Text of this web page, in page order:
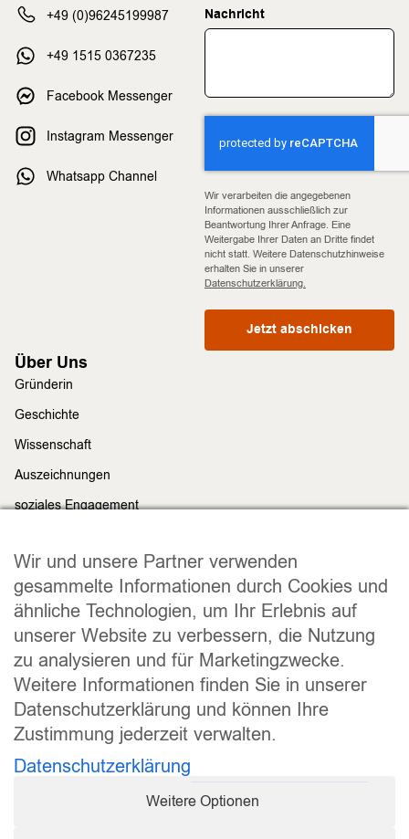
+49 (0)96245199987
+49 1515 0367235
Facebook Messenger
Instagram Messenger
Whatsapp Channel
Nachricht
Wir verarbeiten die angegebenen
Informationen ausschließlich zur
Beantwortung Ihrer Anfrage. Eine
Weitergabe Ihrer Daten an Dritte findet
nicht statt. Weitere Datenschutzhinweise
erhalten Sie in unserer
Datenschutzerklärung.
Jetzt abschicken
Über Uns
Gründerin
Geschichte
Wissenschaft
Auszeichnungen
soziales Engagement
Rechtliches
Impressum
Datenschutz
Widerrufsrecht
Allgemeine Geschäftsbedingungen
Versand und Lieferung
Zahlungsweisen
Barrierefreiheitserklärung
Wir und unsere Partner verwenden
gesammelte Informationen durch Cookies und
ähnliche Technologien, um Ihr Erlebnis auf
unserer Website zu verbessern, die Nutzung
zu analysieren und für Marketingzwecke.
Weitere Informationen finden Sie in unserer
Datenschutzerklärung und können Ihre
Zustimmung jederzeit verwalten.
Datenschutzerklärung
Weitere Optionen